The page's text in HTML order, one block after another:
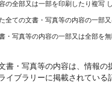
の全部又は一部を印刷したり複写
全ての文書・写真等の内容の一
・写真等の内容の一部又は全部を
書・写真等の内容は、情報
イブラリーに掲載されてい